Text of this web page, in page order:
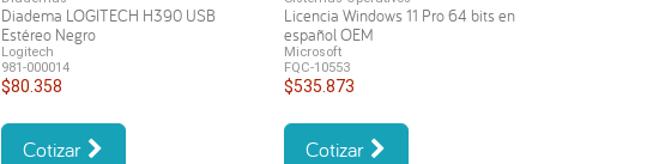
Diadema LOGITECH H390 USB
Estéreo Negro
Logitech
981-000014
$80.358
Cotizar
Licencia Windows 11 Pro 64 bits en
español OEM
Microsoft
FQC-10553
$535.873
Cotizar